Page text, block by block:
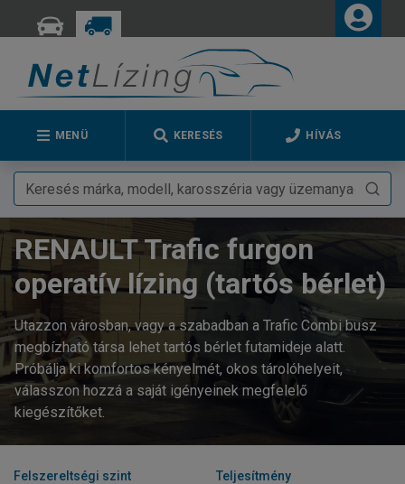
MENÜ KERESÉS HÍVÁS
RENAULT Trafic furgon
operatív lízing (tartós bérlet)
Utazzon városban, vagy a szabadban a Trafic Combi busz
megbízható társa lehet tartós bérlet futamideje alatt.
Próbálja ki komfortos kényelmét, okos tárolóhelyeit,
válasszon hozzá a saját igényeinek megfelelő
kiegészítőket.
Felszereltségi szint Teljesítmény